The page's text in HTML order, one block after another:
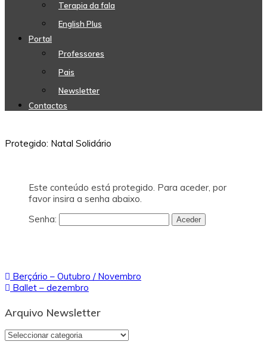
Terapia da fala
English Plus
Portal
Professores
Pais
Newsletter
Contactos
Protegido: Natal Solidário
Este conteúdo está protegido. Para aceder, por
favor insira a senha abaixo.
Senha:
Navegação
de
artigos
Berçário – Outubro / Novembro
Ballet – dezembro
Arquivo Newsletter
Arquivo